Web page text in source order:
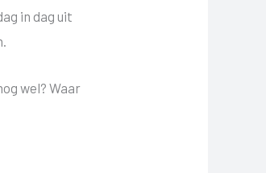
in dag uit
wel? Waar